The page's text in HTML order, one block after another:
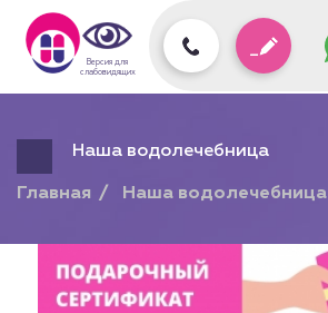
Версия для
слабовидящих
Наша водолечебница
Главная Наша водолечебница